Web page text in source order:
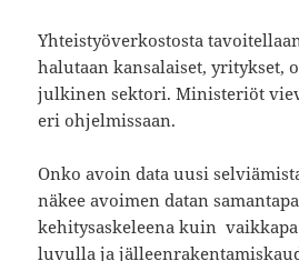
Yhteistyöverkostosta
halutaan kansalaiset, yritykset,
julkinen sektori. Ministeriöt
eri ohjelmissaan.
Onko avoin data uusi
näkee avoimen datan
kehitysaskeleena kuin
luvulla ja